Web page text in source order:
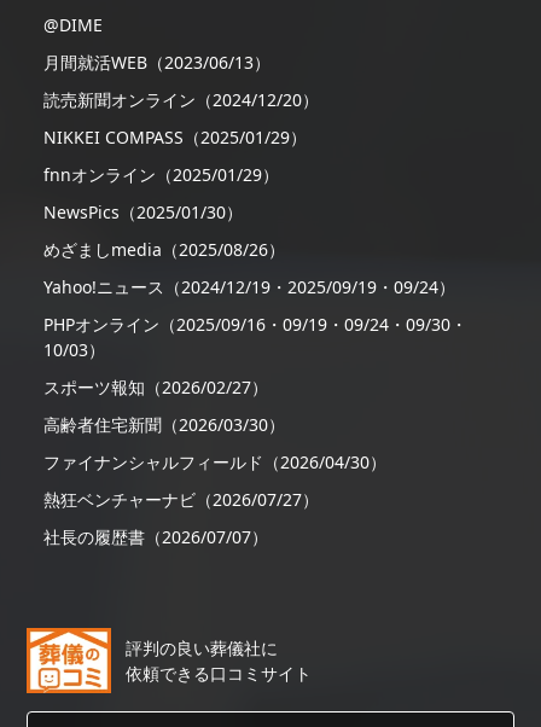
@DIME
月間就活WEB（2023/06/13）
読売新聞オンライン（2024/12/20）
NIKKEI COMPASS（2025/01/29）
fnnオンライン（2025/01/29）
NewsPics（2025/01/30）
めざましmedia（2025/08/26）
Yahoo!ニュース（2024/12/19・2025/09/19・09/24）
PHPオンライン（2025/09/16・09/19・09/24・09/30・
10/03）
スポーツ報知（2026/02/27）
高齢者住宅新聞（2026/03/30）
ファイナンシャルフィールド（2026/04/30）
熱狂ベンチャーナビ（2026/07/27）
社長の履歴書（2026/07/07）
評判の良い葬儀社に
依頼できる口コミサイト